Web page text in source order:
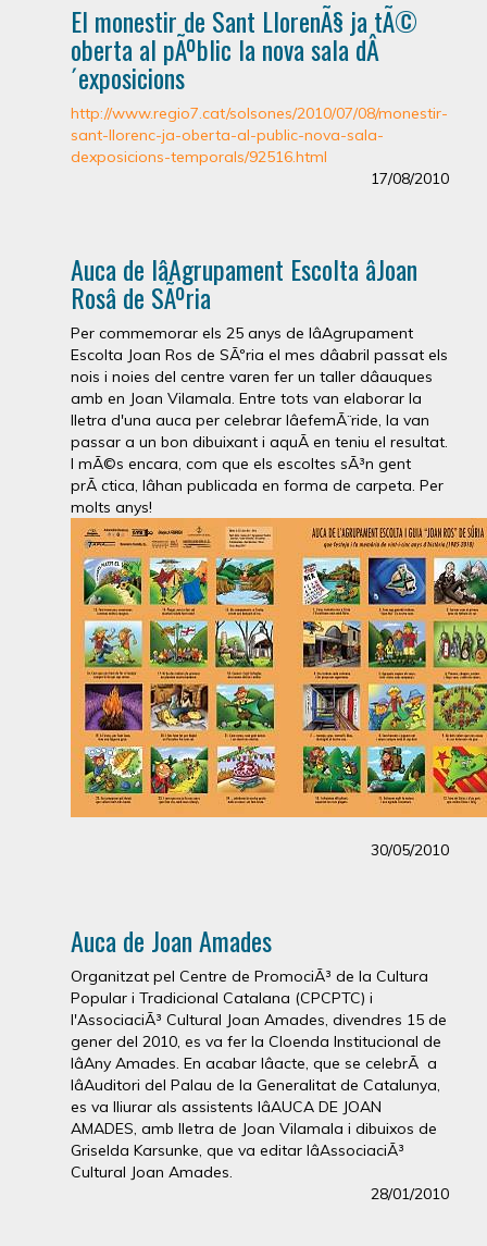
El monestir de Sant LlorenÃ§ ja tÃ©
oberta al pÃºblic la nova sala dÂ
´exposicions
http://www.regio7.cat/solsones/2010/07/08/monestir-
sant-llorenc-ja-oberta-al-public-nova-sala-
dexposicions-temporals/92516.html
17/08/2010
Auca de lâAgrupament Escolta âJoan
Rosâ de SÃºria
Per commemorar els 25 anys de lâAgrupament
Escolta Joan Ros de SÃºria el mes dâabril passat els
nois i noies del centre varen fer un taller dâauques
amb en Joan Vilamala. Entre tots van elaborar la
lletra d'una auca per celebrar lâefemÃ¨ride, la van
passar a un bon dibuixant i aquÃ­ en teniu el resultat.
I mÃ©s encara, com que els escoltes sÃ³n gent
prÃ ctica, lâhan publicada en forma de carpeta. Per
molts anys!
30/05/2010
Auca de Joan Amades
Organitzat pel Centre de PromociÃ³ de la Cultura
Popular i Tradicional Catalana (CPCPTC) i
l'AssociaciÃ³ Cultural Joan Amades, divendres 15 de
gener del 2010, es va fer la Cloenda Institucional de
lâAny Amades. En acabar lâacte, que se celebrÃ a
lâAuditori del Palau de la Generalitat de Catalunya,
es va lliurar als assistents lâAUCA DE JOAN
AMADES, amb lletra de Joan Vilamala i dibuixos de
Griselda Karsunke, que va editar lâAssociaciÃ³
Cultural Joan Amades.
28/01/2010